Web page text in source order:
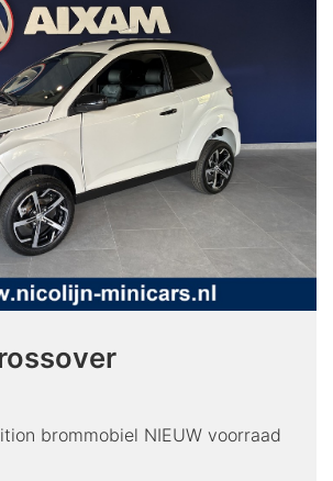
brommobiel NIEUW voorraad